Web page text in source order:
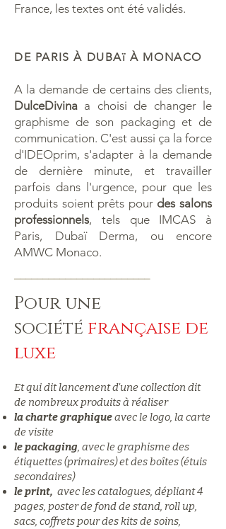
France, les textes ont été validés.
DE PARIS À DUBAï À MONACO
A la demande de certains des clients,
DulceDivina a choisi de changer le
graphisme de son packaging et de
communication. C'est aussi ça la force
d'IDEOprim, s'adapter à la demande
de dernière minute, et travailler
parfois dans l'urgence, pour que les
produits soient prêts pour des salons
professionnels, tels que IMCAS à
Paris, Dubaï Derma, ou encore
AMWC Monaco.
Pour une
société française de
luxe
Et qui dit lancement d'une collection dit
de nombreux produits à réaliser
la charte graphiqueavec le logo, la carte
de visite
le packaging, avec le graphisme des
étiquettes (primaires) et des boîtes (étuis
secondaires)
le print, avec les catalogues, dépliant 4
pages, poster de fond de stand, roll up,
sacs, coffrets pour des kits de soins,